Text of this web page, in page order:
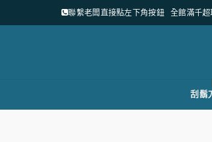
聯繫老闆直接點左下角按鈕 全館滿千超
刮鬍